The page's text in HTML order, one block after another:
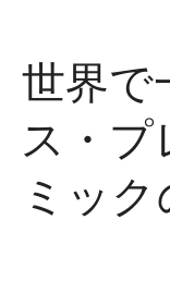
世界で
ス・
ミッ